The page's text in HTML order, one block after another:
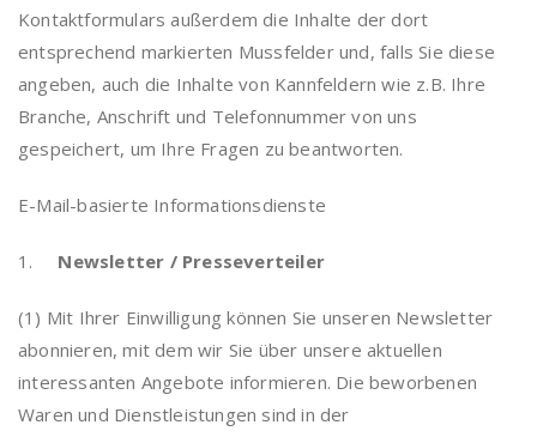
Kontaktformulars außerdem die Inhalte der dort
entsprechend markierten Mussfelder und, falls Sie diese
angeben, auch die Inhalte von Kannfeldern wie z.B. Ihre
Branche, Anschrift und Telefonnummer von uns
gespeichert, um Ihre Fragen zu beantworten.
E-Mail-basierte Informationsdienste
1. Newsletter / Presseverteiler
(1) Mit Ihrer Einwilligung können Sie unseren Newsletter
abonnieren, mit dem wir Sie über unsere aktuellen
interessanten Angebote informieren. Die beworbenen
Waren und Dienstleistungen sind in der